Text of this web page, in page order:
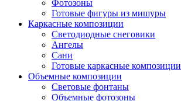
Фотозоны
Готовые фигуры из мишуры
Каркасные композиции
Светодиодные снеговики
Ангелы
Сани
Готовые каркасные композиции
Объемные композиции
Световые фонтаны
Объемные фотозоны